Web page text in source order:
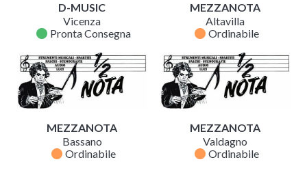
D-MUSIC
Vicenza
fiber_manual_record Pronta Consegna
MEZZANOTA
Altavilla
fiber_manual_record Ordinabile
MEZZANOTA
Bassano
fiber_manual_record Ordinabile
MEZZANOTA
Valdagno
fiber_manual_record Ordinabile